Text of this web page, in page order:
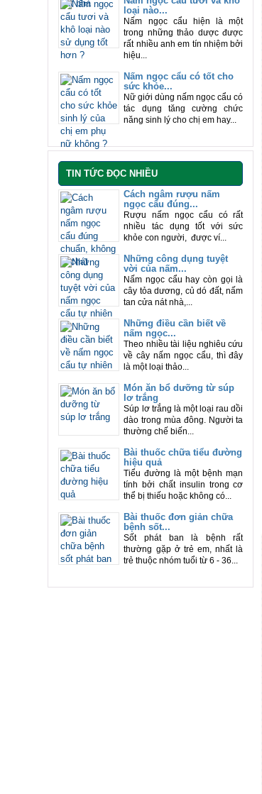
loại nào...
Nấm ngọc cẩu hiện là một
trong những thảo dược được
rất nhiều anh em tín nhiệm bởi
hiệu...
Nấm ngọc cẩu có tốt cho
sức khỏe...
Nữ giới dùng nấm ngọc cẩu có
tác dụng tăng cường chức
năng sinh lý cho chị em hay...
TIN TỨC ĐỌC NHIỀU
Cách ngâm rượu nấm
ngọc cẩu đúng...
Rượu nấm ngọc cẩu có rất
nhiều tác dụng tốt với sức
khỏe con người, được ví...
Những công dụng tuyệt
vời của nấm...
Nấm ngọc cẩu hay còn gọi là
cây tỏa dương, củ dó đất, nấm
tan cửa nát nhà,...
Những điều cần biết về
nấm ngọc...
Theo nhiều tài liệu nghiêu cứu
về cây nấm ngọc cẩu, thì đây
là một loại thảo...
Món ăn bổ dưỡng từ súp
lơ trắng
Súp lơ trắng là một loại rau dồi
dào trong mùa đông. Người ta
thường chế biến...
Bài thuốc chữa tiểu đường
hiệu quả
Tiểu đường là một bệnh mạn
tính bởi chất insulin trong cơ
thể bị thiếu hoặc không có...
Bài thuốc đơn giản chữa
bệnh sốt...
Sốt phát ban là bệnh rất
thường gặp ở trẻ em, nhất là
trẻ thuộc nhóm tuổi từ 6 - 36...